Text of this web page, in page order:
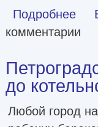
Подробнее о
комментарии
до
Любой город